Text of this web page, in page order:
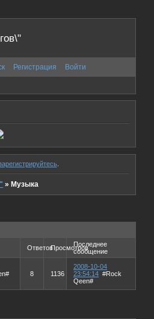
Регистрация Войти
.
» Музыка
ОтветовПросмотровПоследнее
сообщение
8 1136
2008-10-04
23:54:14 #Rock
Qeen#